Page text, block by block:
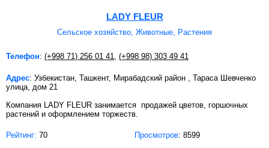
LADY FLEUR
Сельское хозяйство, Животные, Растения
Телефон: (+998 71) 256 01 41, (+998 98) 303 49 41
Адрес: Узбекистан, Ташкент, Мирабадский район , Тараса Шевченко
улица, дом 21
Компания LADY FLEUR занимается продажей цветов, горшочных
растений и оформлением торжеств.
Рейтинг: 70 Просмотров: 8599